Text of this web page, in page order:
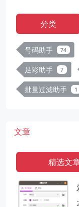
分类
号码助手 74
足彩助手 7
批量过滤助手 1
文章
精选文